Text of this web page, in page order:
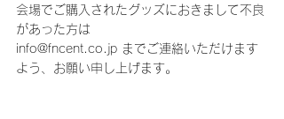
会場でご購入されたグッズにおきまして不良
があった方は
info@fncent.co.jp までご連絡いただけます
よう、お願い申し上げます。